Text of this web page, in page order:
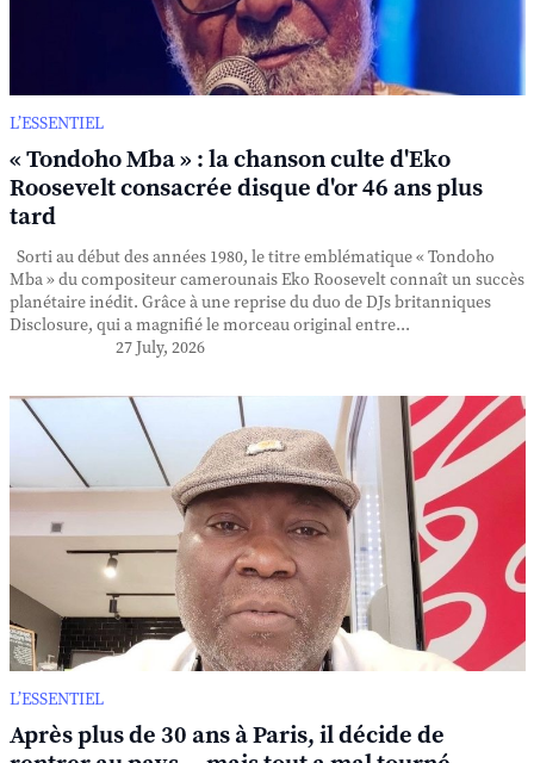
L’ESSENTIEL
« Tondoho Mba » : la chanson culte d'Eko
Roosevelt consacrée disque d'or 46 ans plus
tard
Sorti au début des années 1980, le titre emblématique « Tondoho
Mba » du compositeur camerounais Eko Roosevelt connaît un succès
planétaire inédit. Grâce à une reprise du duo de DJs britanniques
Disclosure, qui a magnifié le morceau original entre...
27 July, 2026
L’ESSENTIEL
Après plus de 30 ans à Paris, il décide de